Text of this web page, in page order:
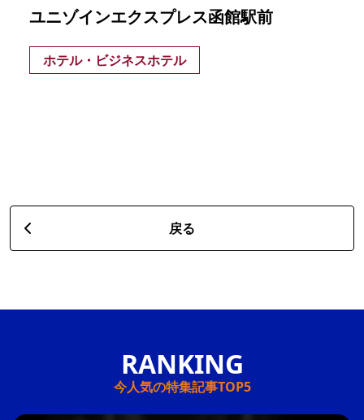
ユニゾインエクスプレス函館駅前
ホテル・ビジネスホテル
戻る
今人気の特集記事TOP5